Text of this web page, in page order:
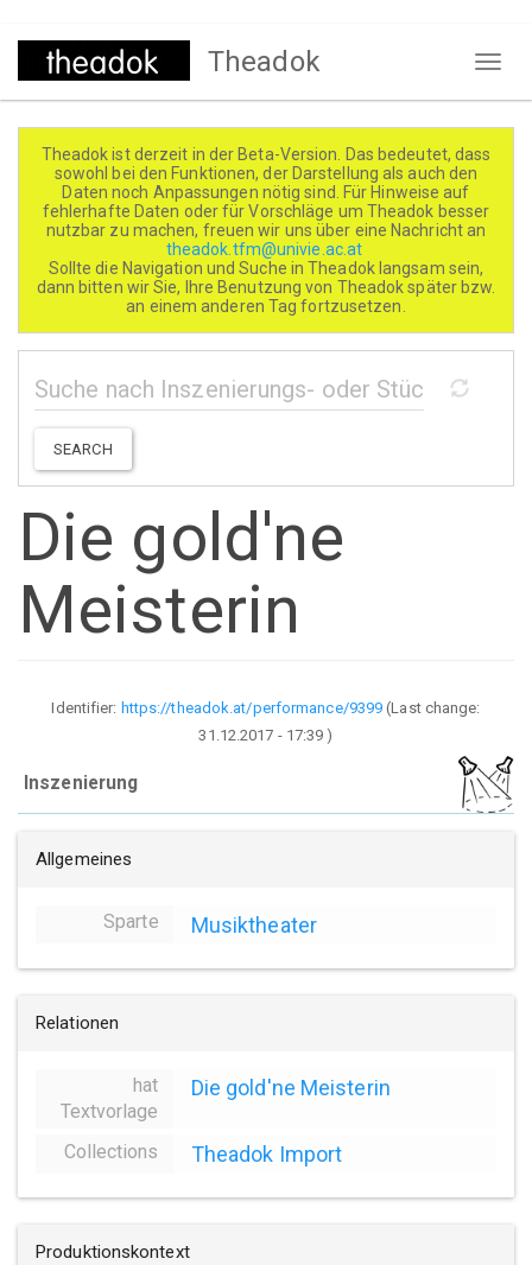
Direkt
Theadok
Theadok ist derzeit in der Beta-Version. Das bedeutet, dass
sowohl bei den Funktionen, der Darstellung als auch den
Daten noch Anpassungen nötig sind. Für Hinweise auf
fehlerhafte Daten oder für Vorschläge um Theadok besser
nutzbar zu machen, freuen wir uns über eine Nachricht an
theadok.tfm@univie.ac.at
Sollte die Navigation und Suche in Theadok langsam sein,
dann bitten wir Sie, Ihre Benutzung von Theadok später bzw.
an einem anderen Tag fortzusetzen.
SEARCH
Die gold'ne
Meisterin
Identifier: https://theadok.at/performance/9399 (Last change:
31.12.2017 - 17:39 )
Inszenierung
Allgemeines
Sparte Musiktheater
Relationen
hat
Textvorlage
Die gold'ne Meisterin
Collections Theadok Import
Produktionskontext